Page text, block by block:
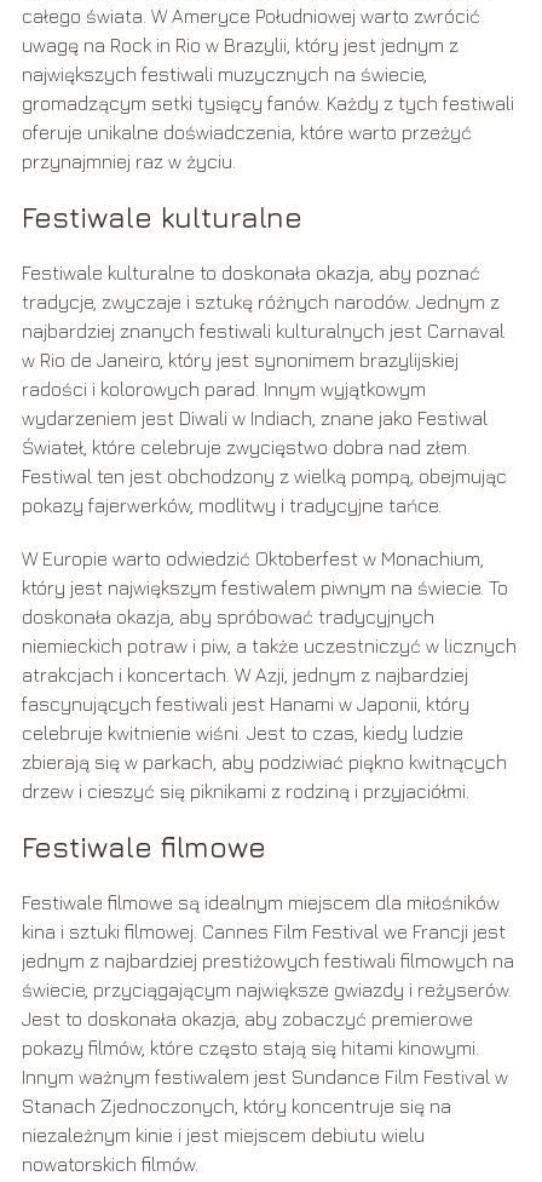
całego świata. W Ameryce Południowej warto zwrócić
uwagę na Rock in Rio w Brazylii, który jest jednym z
największych festiwali muzycznych na świecie,
gromadzącym setki tysięcy fanów. Każdy z tych festiwali
oferuje unikalne doświadczenia, które warto przeżyć
przynajmniej raz w życiu.
Festiwale kulturalne
Festiwale kulturalne to doskonała okazja, aby poznać
tradycje, zwyczaje i sztukę różnych narodów. Jednym z
najbardziej znanych festiwali kulturalnych jest Carnaval
w Rio de Janeiro, który jest synonimem brazylijskiej
radości i kolorowych parad. Innym wyjątkowym
wydarzeniem jest Diwali w Indiach, znane jako Festiwal
Świateł, które celebruje zwycięstwo dobra nad złem.
Festiwal ten jest obchodzony z wielką pompą, obejmując
pokazy fajerwerków, modlitwy i tradycyjne tańce.
W Europie warto odwiedzić Oktoberfest w Monachium,
który jest największym festiwalem piwnym na świecie. To
doskonała okazja, aby spróbować tradycyjnych
niemieckich potraw i piw, a także uczestniczyć w licznych
atrakcjach i koncertach. W Azji, jednym z najbardziej
fascynujących festiwali jest Hanami w Japonii, który
celebruje kwitnienie wiśni. Jest to czas, kiedy ludzie
zbierają się w parkach, aby podziwiać piękno kwitnących
drzew i cieszyć się piknikami z rodziną i przyjaciółmi.
Festiwale filmowe
Festiwale filmowe są idealnym miejscem dla miłośników
kina i sztuki filmowej. Cannes Film Festival we Francji jest
jednym z najbardziej prestiżowych festiwali filmowych na
świecie, przyciągającym największe gwiazdy i reżyserów.
Jest to doskonała okazja, aby zobaczyć premierowe
pokazy filmów, które często stają się hitami kinowymi.
Innym ważnym festiwalem jest Sundance Film Festival w
Stanach Zjednoczonych, który koncentruje się na
niezależnym kinie i jest miejscem debiutu wielu
nowatorskich filmów.